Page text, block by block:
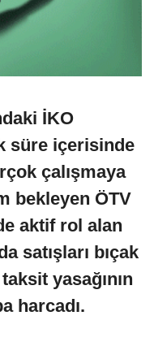
İKO
süre içerisinde
çalışmaya
bekleyen ÖTV
aktif rol alan
satışları bıçak
yasağının
harcadı.